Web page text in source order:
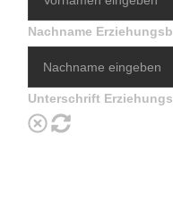
Nachname
Unterschrift